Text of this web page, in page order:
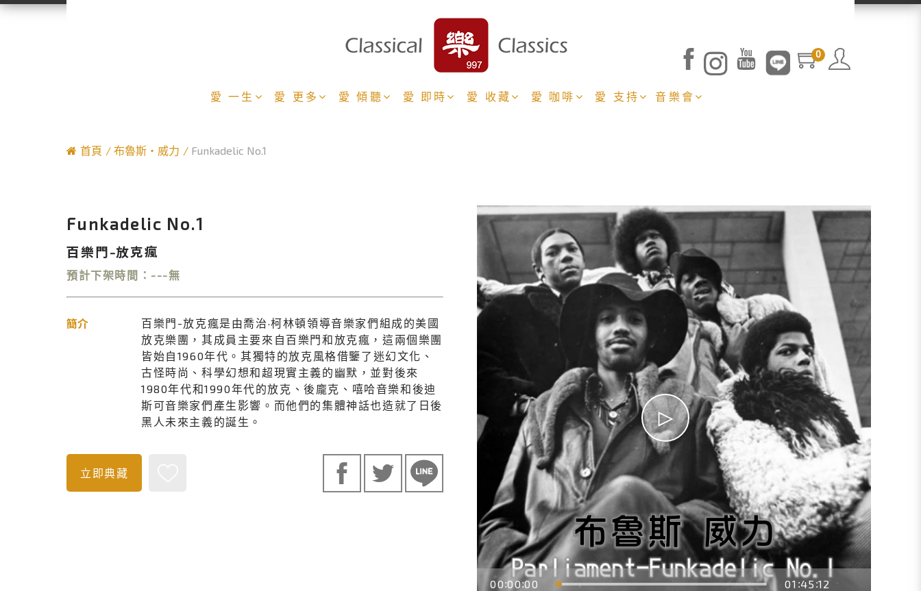
0
愛 一生 愛 更多 愛 傾聽 愛 即時 愛 收藏 愛 咖啡 愛 支持 音樂會
首頁 布魯斯‧威力 Funkadelic No.1
Funkadelic No.1
百樂門-放克瘋
預計下架時間：---無
簡介
百樂門-放克瘋是由喬治·柯林頓領導音樂家們組成的美國
放克樂團，其成員主要來自百樂門和放克瘋，這兩個樂團
皆始自1960年代。其獨特的放克風格借鑒了迷幻文化、
古怪時尚、科學幻想和超現實主義的幽默，並對後來
1980年代和1990年代的放克、後龐克、嘻哈音樂和後迪
斯可音樂家們產生影響。而他們的集體神話也造就了日後
黑人未來主義的誕生。
立即典藏
00:00:00 01 :45 :12